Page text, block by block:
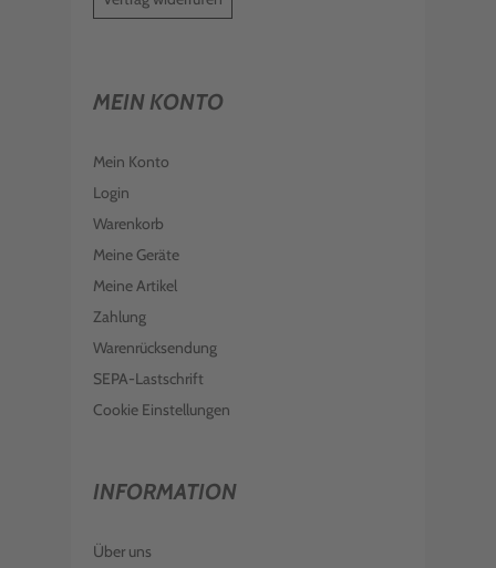
MEIN KONTO
Mein Konto
Login
Warenkorb
Meine Geräte
Meine Artikel
Zahlung
Warenrücksendung
SEPA-Lastschrift
Cookie Einstellungen
INFORMATION
Über uns